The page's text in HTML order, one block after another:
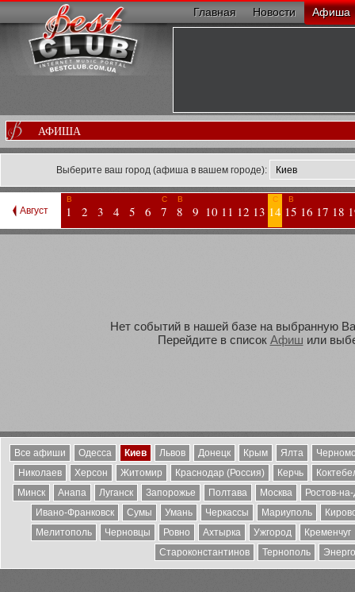
Главная Новости Афиша
АФИША
Выберите ваш город (афиша в вашем городе):
Август
В
1 2 3 4 5 6
С
7
В
8 9 10 11 12 13
С
14
В
15 16 17 18
Нет событий в нашей базе на выбранную
Перейдите в список Афиш или
Все афиши Одесса Киев Львов Донецк Крым Ялта
Николаев
Херсон Житомир Краснодар (Россия) Керчь
Минск
Анапа Луганск Запорожье Полтава Москва
Ростов-
Ивано-Франковск
Сумы Умань Черкассы Мариуполь
Мелитополь
Черновцы Ровно Ахтырка Ужгород
Кременчуг
Староконстантинов
Тернополь